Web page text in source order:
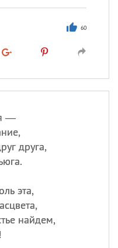
60
—
друга,
эта,
найдем,